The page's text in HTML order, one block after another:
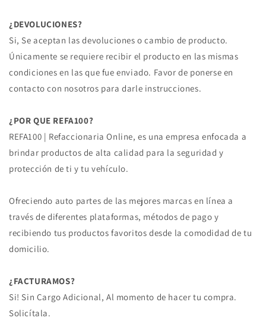
¿DEVOLUCIONES?
Si, Se aceptan las devoluciones o cambio de producto.
Únicamente se requiere recibir el producto en las mismas
condiciones en las que fue enviado. Favor de ponerse en
contacto con nosotros para darle instrucciones.
¿POR QUE REFA100?
REFA100 | Refaccionaria Online, es una empresa enfocada a
brindar productos de alta calidad para la seguridad y
protección de ti y tu vehículo.
Ofreciendo auto partes de las mejores marcas en línea a
través de diferentes plataformas, métodos de pago y
recibiendo tus productos favoritos desde la comodidad de tu
domicilio.
¿FACTURAMOS?
Si! Sin Cargo Adicional, Al momento de hacer tu compra.
Solicítala.